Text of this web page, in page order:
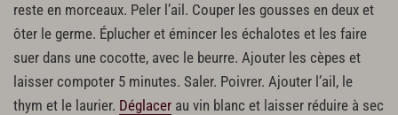
reste en morceaux. Peler l’ail. Couper les gousses en deux et
ôter le germe. Éplucher et émincer les échalotes et les faire
suer dans une cocotte, avec le beurre. Ajouter les cèpes et
laisser compoter 5 minutes. Saler. Poivrer. Ajouter l’ail, le
thym et le laurier. Déglacer au vin blanc et laisser réduire à sec